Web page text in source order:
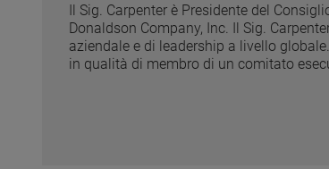
Il Sig. Carpenter è Presidente del
Donaldson Company, Inc. Il Sig.
aziendale e di leadership a livello
in qualità di membro di un comitato